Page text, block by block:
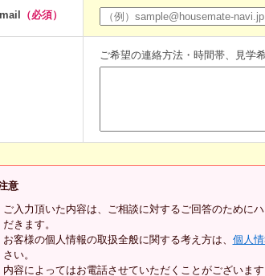
（必須）
ご希望の連絡方法・時間帯、見学
意
ご入力頂いた内容は、ご相談に対するご回答のために
だきます。
お客様の個人情報の取扱全般に関する考え方は、 個人
さい。
内容によってはお電話させていただくことがございます